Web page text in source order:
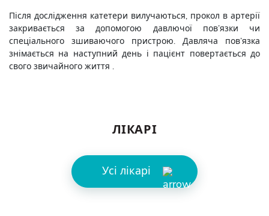
Після дослідження катетери вилучаються, прокол в артерії
закривається за допомогою давлючої пов’язки чи
спеціального зшиваючого пристрою. Давляча пов’язка
знімається на наступний день і пацієнт повертається до
свого звичайного життя .
ЛІКАРІ
Усі лікарі